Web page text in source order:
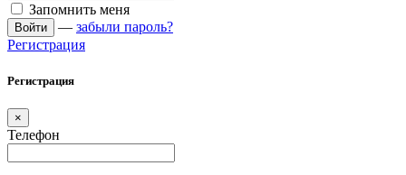
Запомнить меня
Войти — забыли пароль?
Регистрация
Регистрация
×
Телефон